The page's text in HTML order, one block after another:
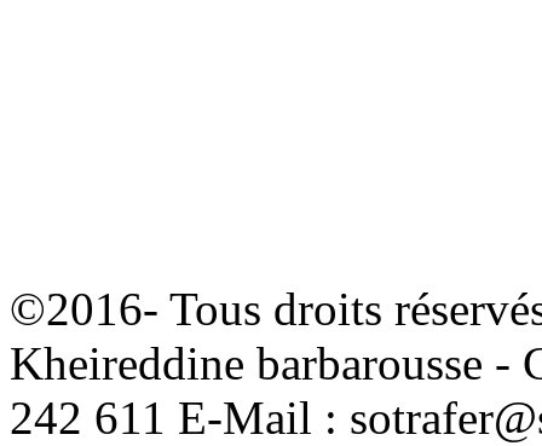
©2016- Tous droits
Kheireddine barbarousse
242 611 E-Mail :